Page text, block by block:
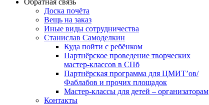
Обратная связь
Доска почёта
Вещь на заказ
Иные виды сотрудничества
Станислав Самоделкин
Куда пойти с ребёнком
Партнёрское проведение творческих
мастер-классов в СПб
Партнёрская программа для ЦМИТ’ов/
Фаблабов и прочих площадок
Мастер-классы для детей – организаторам
Контакты